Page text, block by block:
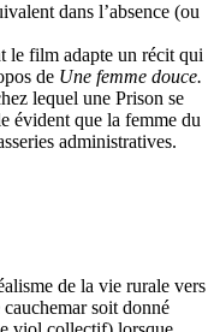
dans l’absence (ou
le film adapte un récit qui
de Une femme douce.
lequel une Prison se
évident que la femme du
administratives.
de la vie rurale vers
soit donné